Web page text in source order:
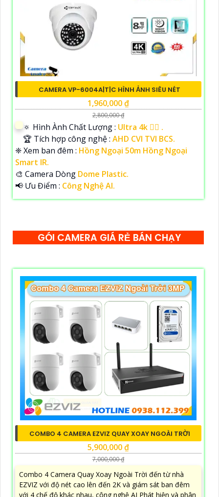
CAMERA VP-6004A|T|C HÌNH ẢNH SIÊU NÉT
1,960,000 ₫
2,800,000 ₫
🔅 Hình Ành Chất Lượng : Ultra 4k 👍🏾 .
🏆 Tích hợp công nghệ : AHD CVI TVI BCS.
❈ Xem ban đêm : Hồng Ngoại 50m Hồng Ngoại
Smart IR.
🎨 Camera Dòng Dome Plastic.
️📢 Ưu Điểm : Công Nghệ AI.
GÓI CAMERA GIÁ RẺ BÁN CHẠY
COMBO 4 CAMERA EZVIZ QUAY XOAY NGOÀI TRỜI
5,900,000 ₫
7,000,000 ₫
Combo 4 Camera Quay Xoay Ngoài Trời đến từ nhà
EZVIZ với độ nét cao lên đến 2K và giám sát ban đêm
với 4 chế độ khác nhau, công nghệ AI Phát hiện và phân